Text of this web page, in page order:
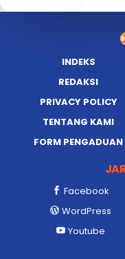
INDEKS
REDAKSI
PRIVACY POLICY
TENTANG KAMI
FORM PENGADUAN
Facebook
WordPress
Youtube